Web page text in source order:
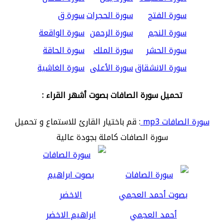
سورة الفتح
سورة الحجراتسورة ق
سورة النجم
سورة الرحمن سورة الواقعة
سورة الحشر
سورة الملك سورة الحاقة
سورة الانشقاقسورة الأعلى سورة الغاشية
تحميل سورة الصافات بصوت أشهر القراء :
سورة الصافات mp3
: قم باختيار القارئ للاستماع و تحميل
سورة الصافات كاملة بجودة عالية
أحمد العجمي ابراهيم الاخضر